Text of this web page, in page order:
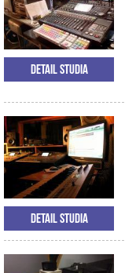
Detail studia
Detail studia